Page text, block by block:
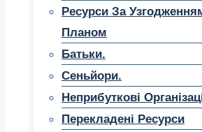
Ресурси За
Планом
Батьки.
Сеньйори.
Неприбуткові
Перекладені Ресурси